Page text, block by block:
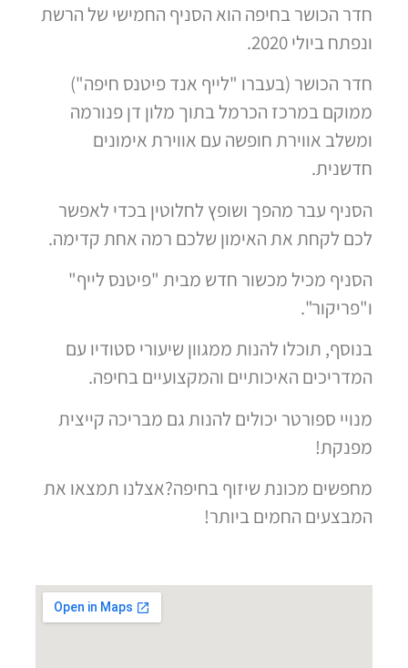
חדר הכושר בחיפה הוא הסניף החמישי של הרשת
ונפתח ביולי 2020.
חדר הכושר (בעברו "לייף אנד פיטנס חיפה")
ממוקם במרכז הכרמל בתוך מלון דן פנורמה
ומשלב אווירת חופשה עם אווירת אימונים
חדשנית.
הסניף עבר מהפך ושופץ לחלוטין בכדי לאפשר
לכם לקחת את האימון שלכם רמה אחת קדימה.
הסניף מכיל מכשור חדש מבית "פיטנס לייף"
ו"פריקור".
בנוסף, תוכלו להנות ממגוון שיעורי סטודיו עם
המדריכים האיכותיים והמקצועיים בחיפה.
מנויי ספורטר יכולים להנות גם מבריכה קייצית
מפנקת!
מחפשים מכונת שיזוף בחיפה?אצלנו תמצאו את
המבצעים החמים ביותר!